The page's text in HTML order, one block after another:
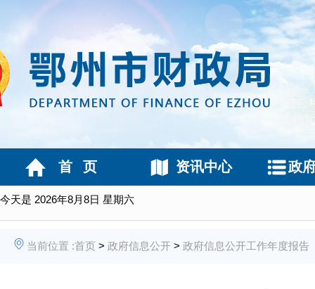
今天是 2026年8月8日 星期六
首 页 资讯中心 政
当前位置 :首页 > 政府信息公开 > 政府信息公开工作年度报告